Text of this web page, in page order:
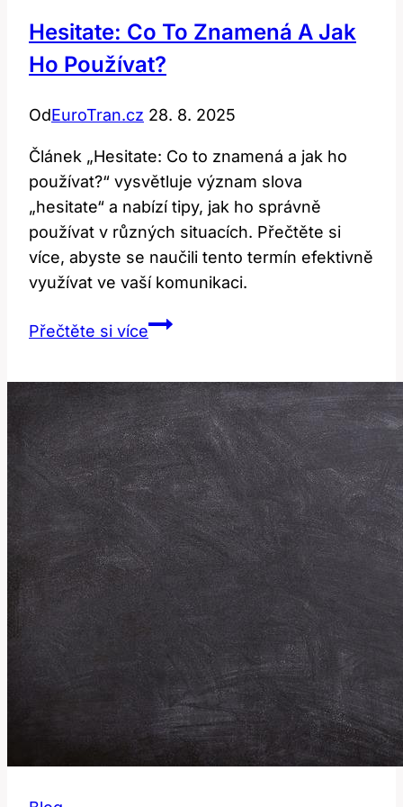
Hesitate: Co To Znamená A Jak
Ho Používat?
OdEuroTran.cz 28. 8. 2025
Článek „Hesitate: Co to znamená a jak ho
používat?“ vysvětluje význam slova
„hesitate“ a nabízí tipy, jak ho správně
používat v různých situacích. Přečtěte si
více, abyste se naučili tento termín efektivně
využívat ve vaší komunikaci.
Přečtěte si víceHesitate:
Znamená
a
Jak
Ho
Používat?